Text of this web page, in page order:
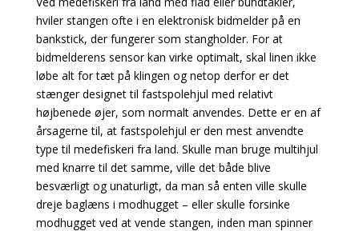
hviler stangen ofte i en elektronisk bidmelderpå en
bankstick, der fungerer som stangholder. For at
bidmelderens sensor kan virke optimalt, skal linen ikke
løbe alt for tæt på klingen og netop derfor er det
stænger designet til fastspolehjul med relativt
højbenede øjer, som normalt anvendes. Dette er en af
årsagerne til, at fastspolehjul er den mest anvendte
type til medefiskeri fra land. Skulle man bruge multihjul
med knarre til det samme, ville det både blive
besværligt og unaturligt, da man så enten ville skulle
dreje baglæns i modhugget – eller skulle forsinke
modhugget ved at vende stangen, inden man spinner